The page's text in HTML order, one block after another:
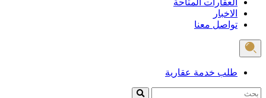
العقارات المتاحة
الاخبار
تواصل معنا
طلب خدمة عقارية
بحث